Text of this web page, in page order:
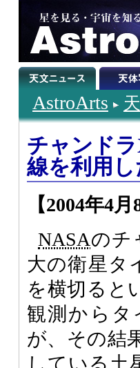
AstroArts
チャンド
線を利用
【2004年4月
NASAのチ
大の衛星タ
を横切ると
観測からタ
が、その結
している土